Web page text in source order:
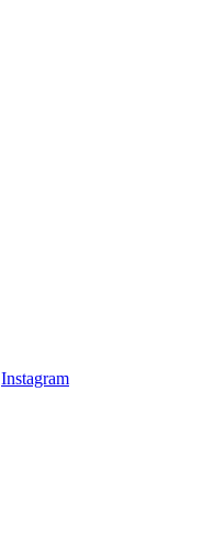
Instagram